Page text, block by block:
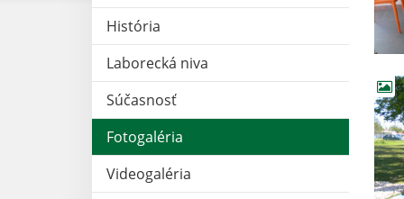
História
Laborecká niva
Súčasnosť
Fotogaléria
Videogaléria